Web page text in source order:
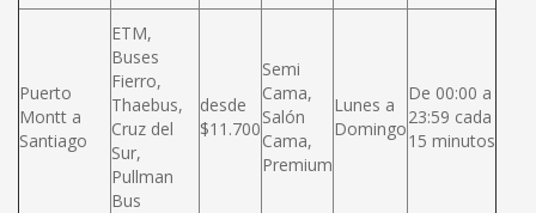
Puerto
Montt a
Santiago
ETM,
Buses
Fierro,
Thaebus,
Cruz del
Sur,
Pullman
Bus
desde
$11.700
Semi
Cama,
Salón
Cama,
Premium
Lunes a
Domingo
De 00:00 a
23:59 cada
15 minutos